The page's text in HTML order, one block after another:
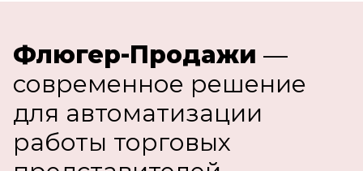
Флюгер-Продажи —
современное решение
для автоматизации
работы торговых